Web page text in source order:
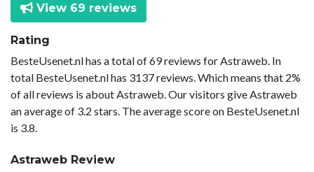
View 69 reviews
Rating
BesteUsenet.nl has a total of 69 reviews for Astraweb. In
total BesteUsenet.nl has 3137 reviews. Which means that 2%
of all reviews is about Astraweb. Our visitors give Astraweb
an average of 3.2 stars. The average score on BesteUsenet.nl
is 3.8.
Astraweb Review